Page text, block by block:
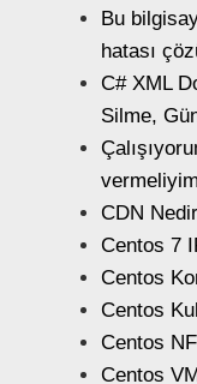
Bu
hatası
C# XML
Silme,
vermeliyim
CDN
Centos 7
Centos
Centos
Centos
Centos